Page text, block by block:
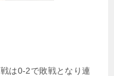
は0-2で敗戦となり連